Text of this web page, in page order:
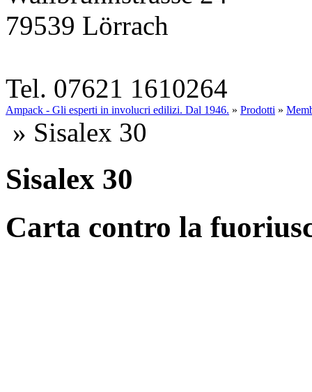
79539 Lörrach
Tel. 07621 1610264
Ampack - Gli esperti in involucri edilizi. Dal 1946. » Prodotti »
» Sisalex 30
Sisalex 30
Carta contro la